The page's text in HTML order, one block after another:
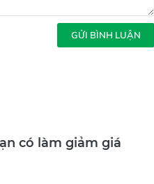
GỬI BÌNH LUẬN
có làm giảm giá